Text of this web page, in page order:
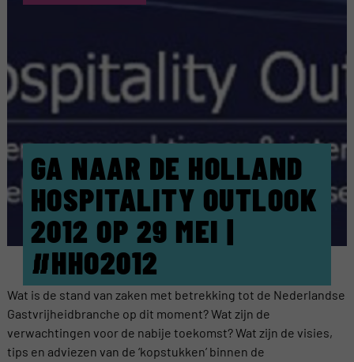
GA NAAR DE HOLLAND
HOSPITALITY OUTLOOK
2012 OP 29 MEI |
#HHO2012
Wat is de stand van zaken met betrekking tot de Nederlandse
Gastvrijheidbranche op dit moment? Wat zijn de
verwachtingen voor de nabije toekomst? Wat zijn de visies,
tips en adviezen van de ‘kopstukken’ binnen de